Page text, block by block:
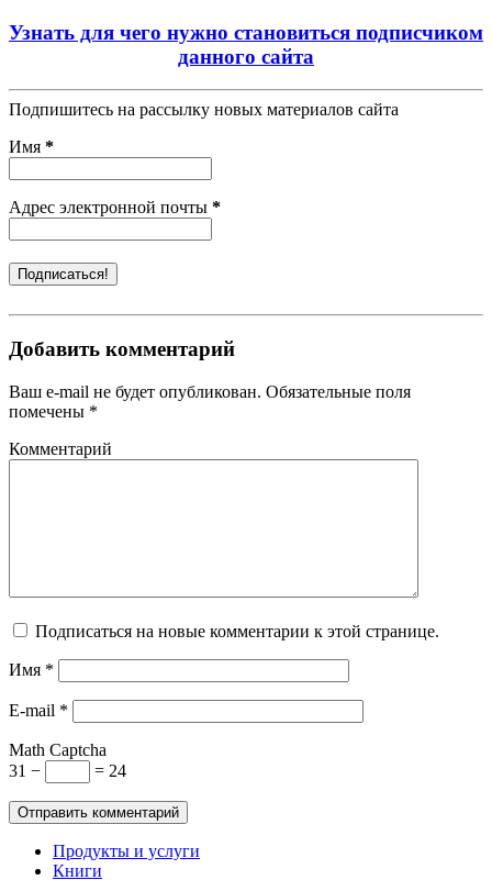
Узнать для чего нужно становиться подписчиком
данного сайта
Подпишитесь на рассылку новых материалов сайта
Имя *
Адрес электронной почты *
Добавить комментарий
Ваш e-mail не будет опубликован. Обязательные поля
помечены *
Комментарий
Подписаться на новые комментарии к этой странице.
Имя *
E-mail *
Math Captcha
31 −
= 24
Продукты и услуги
Книги